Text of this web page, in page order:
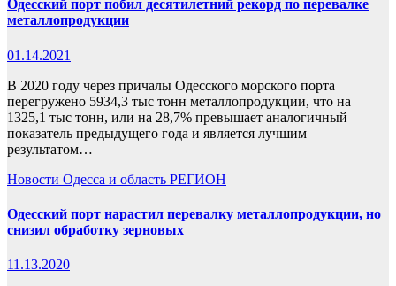
Одесский порт побил десятилетний рекорд по перевалке
металлопродукции
01.14.2021
В 2020 году через причалы Одесского морского порта
перегружено 5934,3 тыс тонн металлопродукции, что на
1325,1 тыс тонн, или на 28,7% превышает аналогичный
показатель предыдущего года и является лучшим
результатом…
Новости Одесса и область РЕГИОН
Одесский порт нарастил перевалку металлопродукции, но
снизил обработку зерновых
11.13.2020